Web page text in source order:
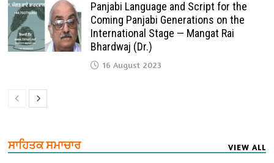
Panjabi Language and Script for the
Coming Panjabi Generations on the
International Stage — Mangat Rai
Bhardwaj (Dr.)
16 August 2023
ਸਾਹਿਤਕ ਸਮਾਚਾਰ VIEW ALL